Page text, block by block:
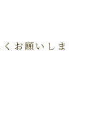
お願いしま